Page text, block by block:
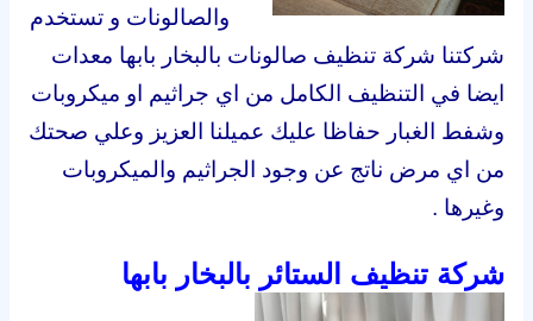
والصالونات و تستخدم
شركتنا شركة تنظيف صالونات بالبخار بابها معدات
ايضا في التنظيف الكامل من اي جراثيم او ميكروبات
وشفط الغبار حفاظا عليك عميلنا العزيز وعلي صحتك
من اي مرض ناتج عن وجود الجراثيم والميكروبات
وغيرها .
شركة تنظيف الستائر بالبخار بابها